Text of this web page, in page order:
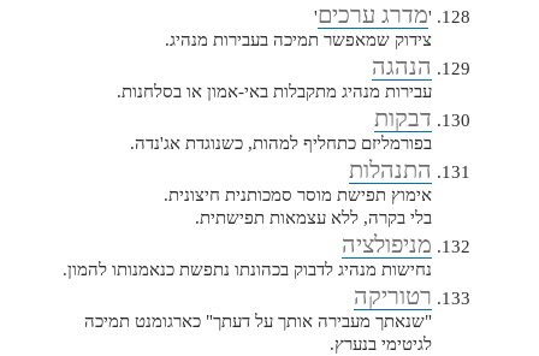
'מדרג ערכים'
צידוק שמאפשר תמיכה בעבירות מנהיג.
הנהגה
עבירות מנהיג מתקבלות באי-אמון או בסלחנות.
דבקות
בפורמליזם כתחליף למהות, כשנוגדת אג'נדה.
התנהלות
אימוץ תפישת מוסר סמכותנית חיצונית.
בלי בקרה, ללא עצמאות תפישתית.
מניפולציה
נחישות מנהיג לדבוק בכהונתו נתפשת כנאמנותו להמון.
רטוריקה
"שנאתך מעבירה אותך על דעתך" כארגומנט תמיכה
לגיטימי בנערץ.